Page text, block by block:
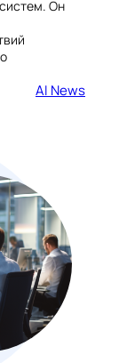
Он
AI News